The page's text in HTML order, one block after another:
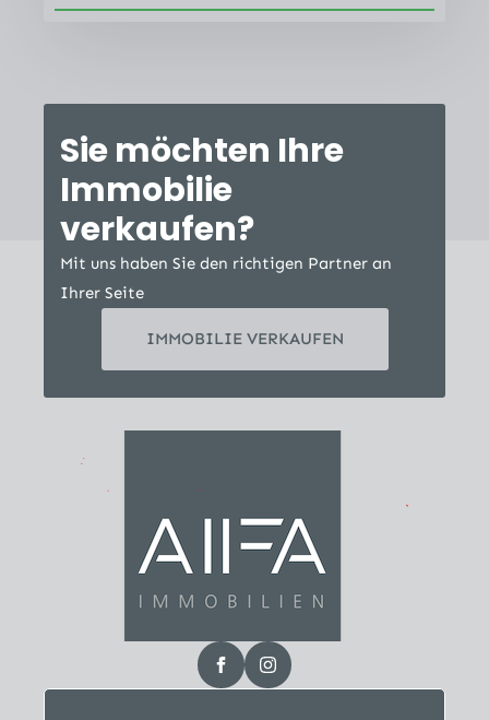
Sie möchten Ihre
Immobilie
verkaufen?
Mit uns haben Sie den richtigen Partner an
Ihrer Seite
IMMOBILIE VERKAUFEN